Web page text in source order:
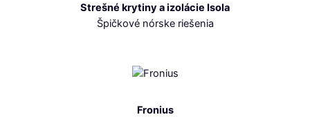
Strešné krytiny a izolácie Isola
Špičkové nórske riešenia
Fronius